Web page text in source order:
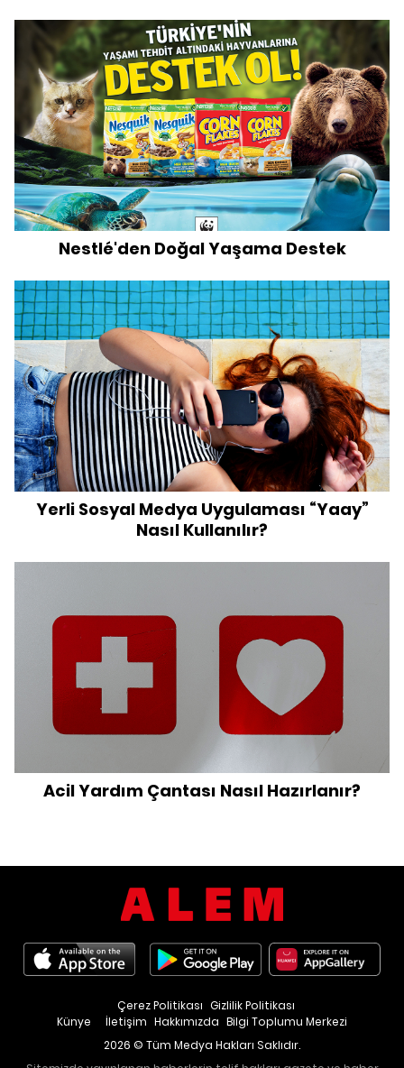
Nestlé'den Doğal Yaşama Destek
Yerli Sosyal Medya Uygulaması “Yaay”
Nasıl Kullanılır?
Acil Yardım Çantası Nasıl Hazırlanır?
Künye İletişim Hakkımızda Bilgi Toplumu Merkezi
Çerez Politikası Gizlilik Politikası
2026 © Tüm Medya Hakları Saklıdır.